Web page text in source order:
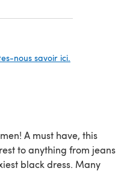
nous savoir ici.
A must have, this
to anything from jeans
black dress. Many